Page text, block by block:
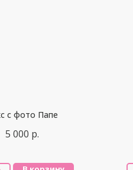
с фото Папе
5 000 р.